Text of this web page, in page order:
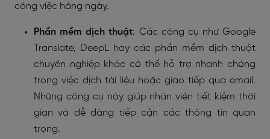
công việc hàng ngày.
Phần mềm dịch thuật: Các công cụ như Google
Translate, DeepL hay các phần mềm dịch thuật
chuyên nghiệp khác có thể hỗ trợ nhanh chóng
trong việc dịch tài liệu hoặc giao tiếp qua email.
Những công cụ này giúp nhân viên tiết kiệm thời
gian và dễ dàng tiếp cận các thông tin quan
trọng.